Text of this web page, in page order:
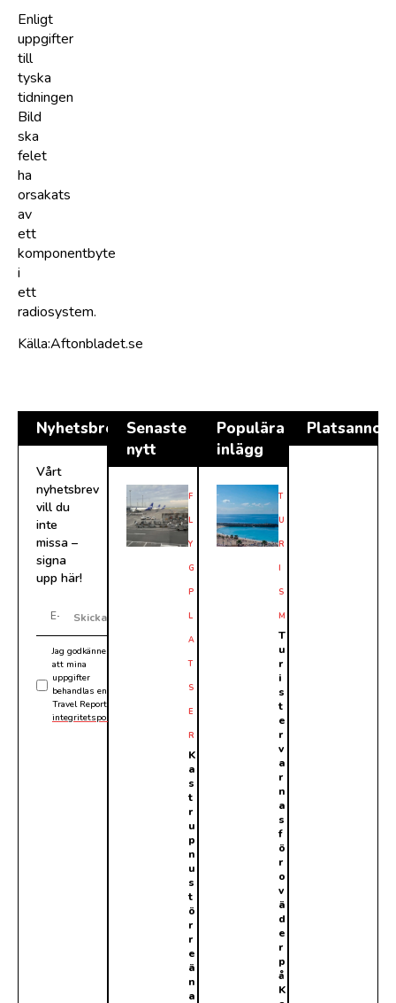
Enligt
uppgifter
till
tyska
tidningen
Bild
ska
felet
ha
orsakats
av
ett
komponentbyte
i
ett
radiosystem.
Källa:Aftonbladet.se
Nyhetsbrev
Vårt
nyhetsbrev
vill du
inte
missa –
signa
upp här!
Jag godkänner
att mina
uppgifter
behandlas enligt
Travel Reports
integritetspolicy
Skicka
Senaste
nytt
F
L
Y
G
P
L
A
T
S
E
R
K
a
s
t
r
u
p
n
u
s
t
ö
r
r
e
ä
n
a
Populära
inlägg
T
U
R
I
S
M
T
u
r
i
s
t
e
r
v
a
r
n
a
s
f
ö
r
o
v
ä
d
e
r
p
å
K